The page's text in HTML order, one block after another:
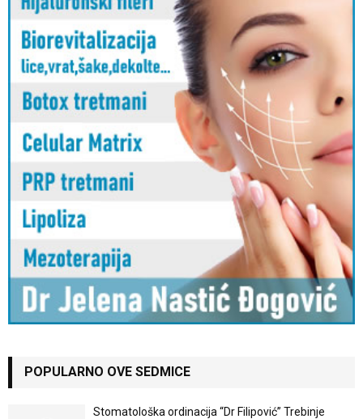
POPULARNO OVE SEDMICE
Stomatološka ordinacija “Dr Filipović” Trebinje